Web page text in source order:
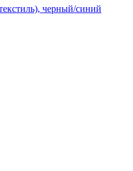
черный/синий